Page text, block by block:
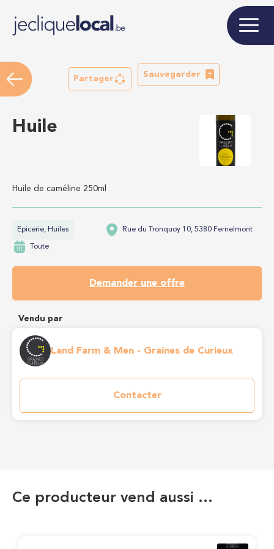
Partager
Sauvegarder
Huile
Huile de caméline 250ml
Epicerie, Huiles Rue du Tronquoy 10, 5380 Fernelmont
Toute
Demander une offre
Vendu par
Land Farm & Men - Graines de Curieux
Contacter
Ce producteur vend aussi …